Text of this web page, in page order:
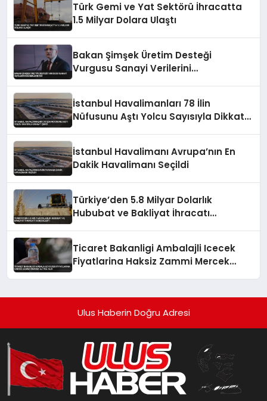
Türk Gemi ve Yat Sektörü İhracatta
1.5 Milyar Dolara Ulaştı
Bakan Şimşek Üretim Desteği
Vurgusu Sanayi Verilerini
İstanbul Havalimanları 78 İlin
Nüfusunu Aştı Yolcu Sayısıyla Dikkat
İstanbul Havalimanı Avrupa’nın En
Dakik Havalimanı Seçildi
Türkiye’den 5.8 Milyar Dolarlık
Hububat ve Bakliyat İhracatı
Ticaret Bakanligi Ambalajli Icecek
Fiyatlarina Haksiz Zammi Mercek
Ulus Haberin Doğru Adresi